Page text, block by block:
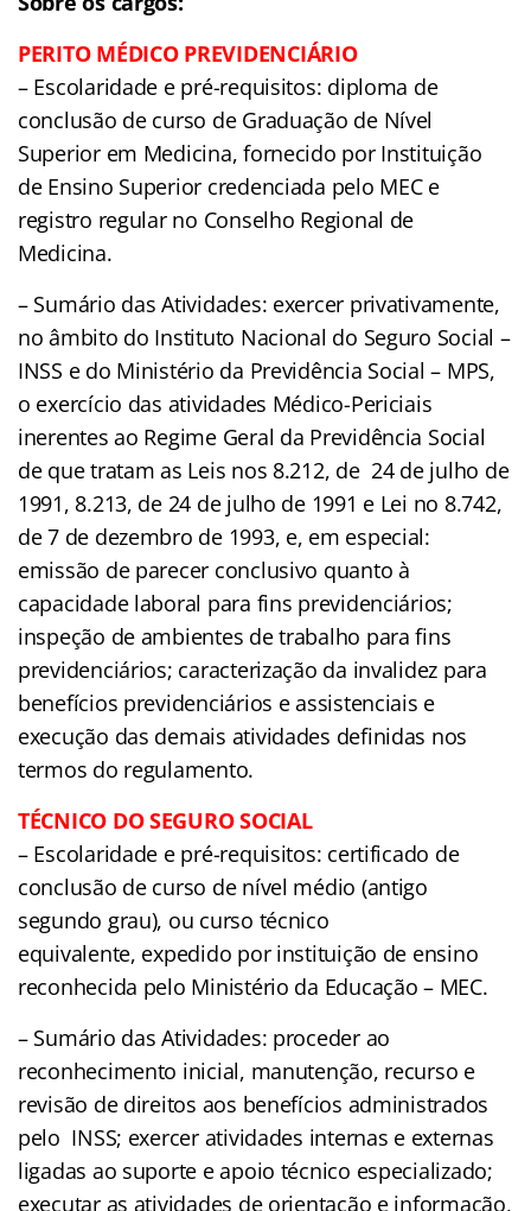
PERITO MÉDICO PREVIDENCIÁRIO
– Escolaridade e pré-requisitos: diploma de
conclusão de curso de Graduação de Nível
Superior em Medicina, fornecido por Instituição
de Ensino Superior credenciada pelo MEC e
registro regular no Conselho Regional de
Medicina.
– Sumário das Atividades: exercer privativamente,
no âmbito do Instituto Nacional do Seguro Social –
INSS e do Ministério da Previdência Social – MPS,
o exercício das atividades Médico-Periciais
inerentes ao Regime Geral da Previdência Social
de que tratam as Leis nos 8.212, de 24 de julho de
1991, 8.213, de 24 de julho de 1991 e Lei no 8.742,
de 7 de dezembro de 1993, e, em especial:
emissão de parecer conclusivo quanto à
capacidade laboral para fins previdenciários;
inspeção de ambientes de trabalho para fins
previdenciários; caracterização da invalidez para
benefícios previdenciários e assistenciais e
execução das demais atividades definidas nos
termos do regulamento.
TÉCNICO DO SEGURO SOCIAL
– Escolaridade e pré-requisitos: certificado de
conclusão de curso de nível médio (antigo
segundo grau), ou curso técnico
equivalente, expedido por instituição de ensino
reconhecida pelo Ministério da Educação – MEC.
– Sumário das Atividades: proceder ao
reconhecimento inicial, manutenção, recurso e
revisão de direitos aos benefícios administrados
pelo INSS; exercer atividades internas e externas
ligadas ao suporte e apoio técnico especializado;
executar as atividades de orientação e informação,